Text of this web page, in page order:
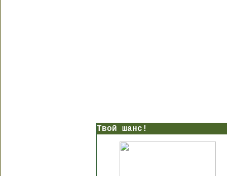
Твой шанс!